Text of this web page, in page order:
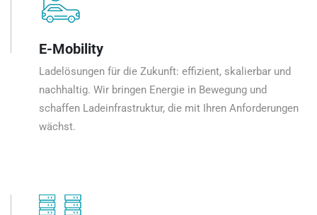
E-Mobility
Ladelösungen für die Zukunft: effizient, skalierbar und
nachhaltig. Wir bringen Energie in Bewegung und
schaffen Ladeinfrastruktur, die mit Ihren Anforderungen
wächst.